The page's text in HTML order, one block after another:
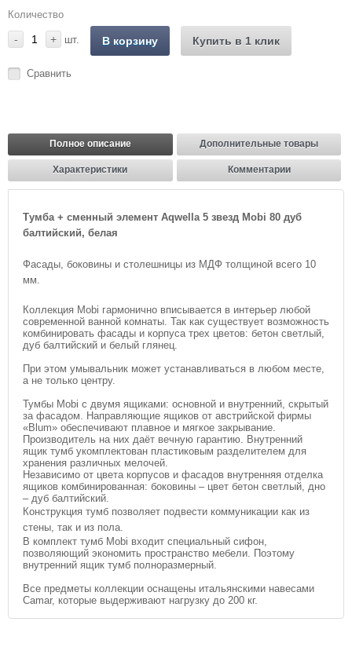
Количество
- + шт. В корзину Купить в 1 клик
Сравнить
Полное описание Дополнительные товары
Характеристики Комментарии
Тумба + сменный элемент Aqwella 5 звезд Mobi 80 дуб
балтийский, белая
Фасады, боковины и столешницы из МДФ толщиной всего 10
мм.
Коллекция Mobi гармонично вписывается в интерьер любой
современной ванной комнаты. Так как существует возможность
комбинировать фасады и корпуса трех цветов: бетон светлый,
дуб балтийский и белый глянец.
При этом умывальник может устанавливаться в любом месте,
а не только центру.
Тумбы Mobi c двумя ящиками: основной и внутренний, скрытый
за фасадом. Направляющие ящиков от австрийской фирмы
«Blum» обеспечивают плавное и мягкое закрывание.
Производитель на них даёт вечную гарантию. Внутренний
ящик тумб укомплектован пластиковым разделителем для
хранения различных мелочей.
Независимо от цвета корпусов и фасадов внутренняя отделка
ящиков комбинированная: боковины – цвет бетон светлый, дно
– дуб балтийский.
Конструкция тумб позволяет подвести коммуникации как из
стены, так и из пола.
В комплект тумб Mobi входит специальный сифон,
позволяющий экономить пространство мебели. Поэтому
внутренний ящик тумб полноразмерный.
Все предметы коллекции оснащены итальянскими навесами
Camar, которые выдерживают нагрузку до 200 кг.